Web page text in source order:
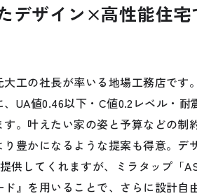
デザイン×高性能住宅
工の社長が率いる地場工務店です
UA値0.46以下・C値0.2レベル・耐
す。叶えたい家の姿と予算などの制
り豊かになるような提案も得意。デ
供してくれますが、ミラタップ「
ド』を用いることで、さらに設計自